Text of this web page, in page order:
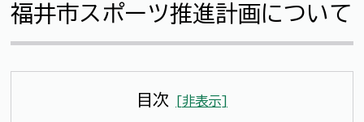
福井市スポーツ推進計画について
目次 [非表示]